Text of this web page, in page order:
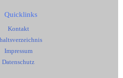
Quicklinks
Kontakt
Impressum
Datenschutz